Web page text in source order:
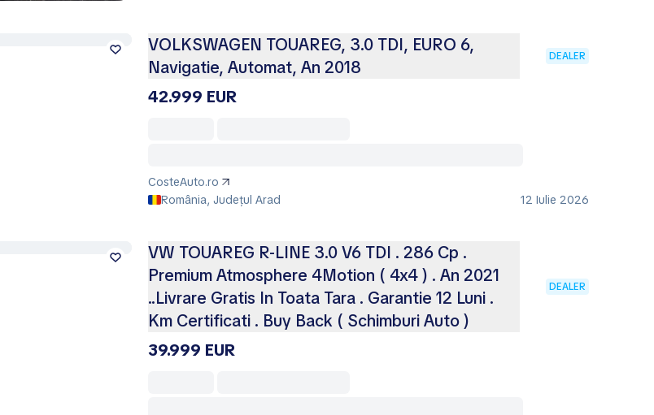
VOLKSWAGEN TOUAREG, 3.0 TDI, EURO 6,
Navigatie, Automat, An 2018
DEALER
42.999 EUR
CosteAuto.ro
România, Județul Arad
12 Iulie 2026
VW TOUAREG R-LINE 3.0 V6 TDI . 286 Cp .
Premium Atmosphere 4Motion ( 4x4 ) . An 2021
..Livrare Gratis In Toata Tara . Garantie 12 Luni .
Km Certificati . Buy Back ( Schimburi Auto )
DEALER
39.999 EUR